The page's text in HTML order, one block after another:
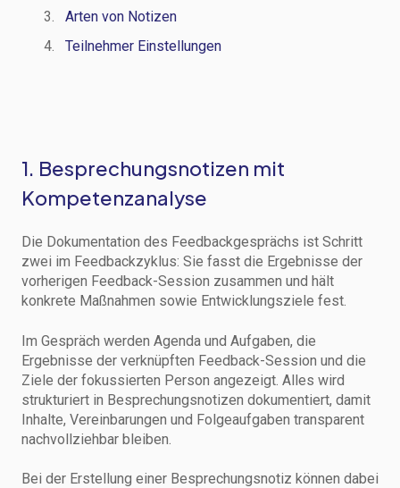
Arten von Notizen
Teilnehmer Einstellungen
1. Besprechungsnotizen mit
Kompetenzanalyse
Die Dokumentation des Feedbackgesprächs ist Schritt
zwei im Feedbackzyklus: Sie fasst die Ergebnisse der
vorherigen Feedback-Session zusammen und hält
konkrete Maßnahmen sowie Entwicklungsziele fest.
Im Gespräch werden Agenda und Aufgaben, die
Ergebnisse der verknüpften Feedback-Session und die
Ziele der fokussierten Person angezeigt. Alles wird
strukturiert in Besprechungsnotizen dokumentiert, damit
Inhalte, Vereinbarungen und Folgeaufgaben transparent
nachvollziehbar bleiben.
Bei der Erstellung einer Besprechungsnotiz können dabei